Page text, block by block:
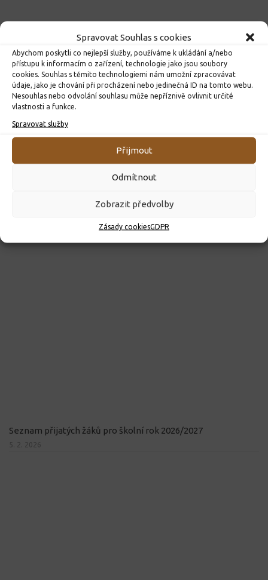
Spravovat Souhlas s cookies
Abychom poskytli co nejlepší služby, používáme k ukládání a/nebo
přístupu k informacím o zařízení, technologie jako jsou soubory
cookies. Souhlas s těmito technologiemi nám umožní zpracovávat
údaje, jako je chování při procházení nebo jedinečná ID na tomto webu.
Nesouhlas nebo odvolání souhlasu může nepříznivě ovlivnit určité
vlastnosti a funkce.
Spravovat služby
Přijmout
Odmítnout
Zobrazit předvolby
Zásady cookiesGDPR
10. 4. 2026
Seznam přijatých žáků pro školní rok 2026/2027
5. 2. 2026